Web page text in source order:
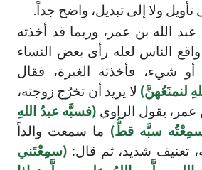
تأويل ولا إلى تبديل، واضح جداً.
الله بن عمر، وربما قد أخذته
واقع الناس لعله رأى بعض النساء
شيء، فأخذته الغيرة، فقال
لنمنَعُهنَّ) لا يريد أن تخرُج زوجته،
يقول الراوي (فسبَّه عبدُ اللهِ
سبَّه قطُّ) ما سمعت والداً
تعنيف شديد، ثم قال: (سمِعْتَني